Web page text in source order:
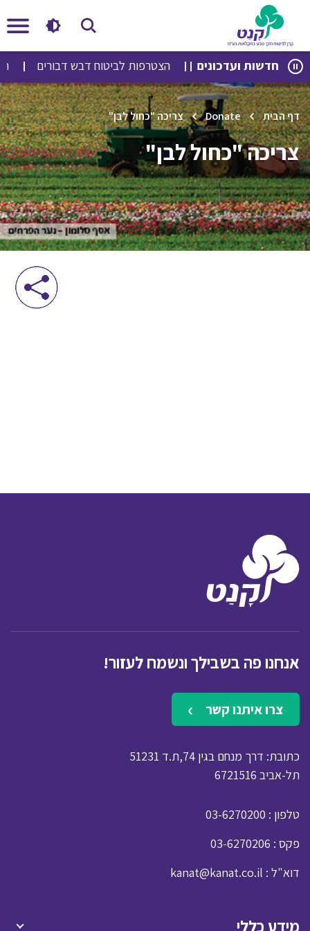
דלג
לתוכן
דלג
לניווט
חדשות ועדכונים הצטרפות לביטוח דבש דבורים
דף הבית Donate צריכה "כחול לבן"
צריכה "כחול לבן"
אנחנו פה בשבילך ונשמח לעזור!
צרו איתנו קשר
כתובת: דרך מנחם בגין 74,ת.ד 51231
תל-אביב 6721516
03-6270200
: טלפון
03-6270206 : פקס
kanat@kanat.co.il : דוא"ל
מידע כללי